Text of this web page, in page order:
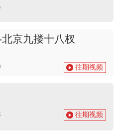
京九搂十八杈
往期视频
往期视频